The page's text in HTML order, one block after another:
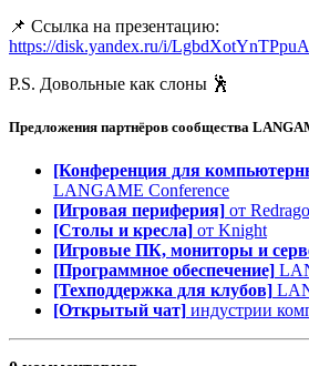
📌 Ссылка на презентацию:
https://disk.yandex.ru/i/LgbdXotYnTPpuA
P.S. Довольные как слоны 🕺
Предложения партнёров сообщества
[Конференция для
LANGAME Conference
[Игровая периферия] от
[Столы и кресла] от Knight
[Игровые ПК, мониторы и
[Программное обеспечение]
[Техподдержка для клубов]
[Открытый чат] индустрии